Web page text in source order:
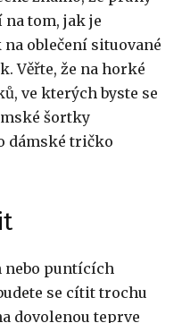
tom, jak je
oblečení situované
Věřte, že na horké
ve kterých byste se
šortky
dámské tričko
nebo puntících
se cítit trochu
dovolenou teprve